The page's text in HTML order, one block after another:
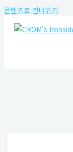
콘텐츠로 건너뛰기